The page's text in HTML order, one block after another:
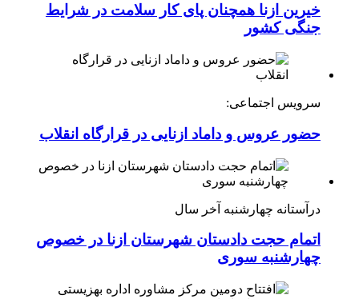
خیرین ازنا همچنان پای کار سلامت در شرایط
جنگی کشور
سرویس اجتماعی:
حضور عروس و داماد ازنایی در قرارگاه انقلاب
درآستانه چهارشنبه آخر سال
اتمام حجت دادستان شهرستان ازنا در خصوص
چهارشنبه ‌سوری